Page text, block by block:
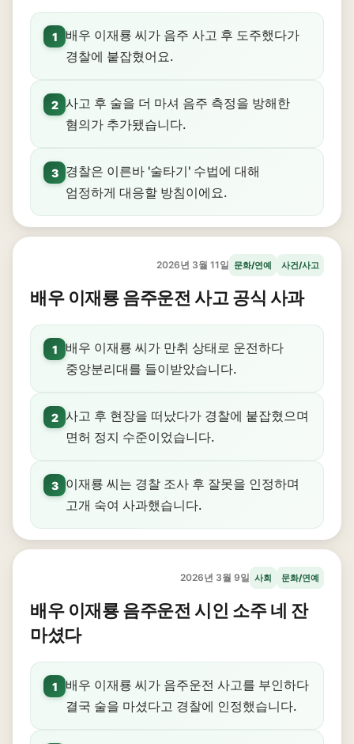
1
배우 이재룡 씨가 음주 사고 후 도주했다가
경찰에 붙잡혔어요.
2 사고 후 술을 더 마셔 음주 측정을 방해한
혐의가 추가됐습니다.
3
경찰은 이른바 '술타기' 수법에 대해
엄정하게 대응할 방침이에요.
2026년 3월 11일 문화/연예 사건/사고
배우 이재룡 음주운전 사고 공식 사과
1
배우 이재룡 씨가 만취 상태로 운전하다
중앙분리대를 들이받았습니다.
2 사고 후 현장을 떠났다가 경찰에 붙잡혔으며
면허 정지 수준이었습니다.
3
이재룡 씨는 경찰 조사 후 잘못을 인정하며
고개 숙여 사과했습니다.
2026년 3월 9일 사회 문화/연예
배우 이재룡 음주운전 시인 소주 네 잔
마셨다
1
배우 이재룡 씨가 음주운전 사고를 부인하다
결국 술을 마셨다고 경찰에 인정했습니다.